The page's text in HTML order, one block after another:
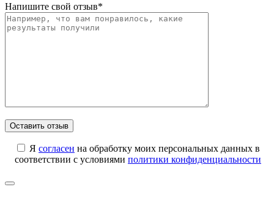
Напишите свой отзыв*
Я согласен на обработку моих персональных данных в
соответствии с условиями политики конфиденциальности